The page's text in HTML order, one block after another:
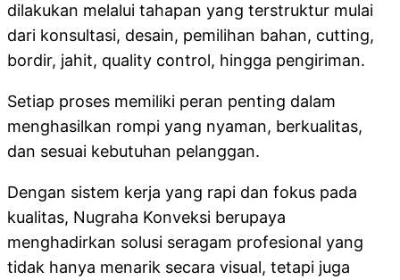
dilakukan melalui tahapan yang terstruktur mulai
dari konsultasi, desain, pemilihan bahan, cutting,
bordir, jahit, quality control, hingga pengiriman.
Setiap proses memiliki peran penting dalam
menghasilkan rompi yang nyaman, berkualitas,
dan sesuai kebutuhan pelanggan.
Dengan sistem kerja yang rapi dan fokus pada
kualitas, Nugraha Konveksi berupaya
menghadirkan solusi seragam profesional yang
tidak hanya menarik secara visual, tetapi juga